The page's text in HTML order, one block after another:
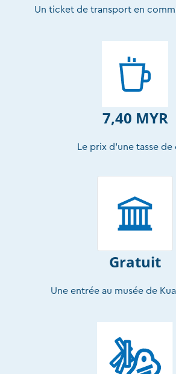
Un ticket de transport en
7,40 MYR
Le prix d’une tasse de
Gratuit
Une entrée au musée de